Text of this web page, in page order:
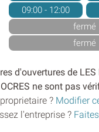
09:00 - 12:00
fermé
fermé
d'ouvertures de LES
ne sont pas
? Modifier
l'entreprise ?